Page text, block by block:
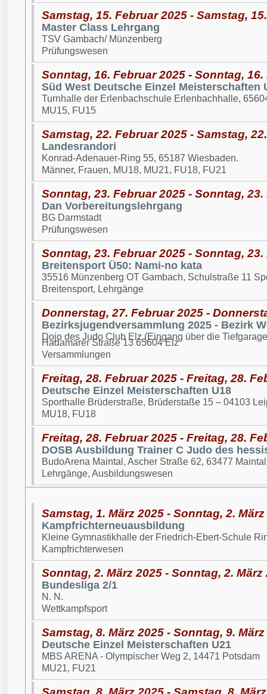
Samstag, 15. Februar 2025 - Samstag,
Master Class Lehrgang
TSV Gambach/ Münzenberg
Prüfungswesen
Sonntag, 16. Februar 2025 - Sonntag,
Süd West Deutsche Einzel Meisterschaften
Turnhalle der Erlenbachschule Erlenbachhalle,
MU15, FU15
Samstag, 22. Februar 2025 - Samstag,
Landesrandori
Konrad-Adenauer-Ring 55, 65187 Wiesbaden.
Männer, Frauen, MU18, MU21, FU18, FU21
Sonntag, 23. Februar 2025 - Sonntag,
Dan Vorbereitungslehrgang
BG Darmstadt
Prüfungswesen
Sonntag, 23. Februar 2025 - Sonntag,
Breitensport Ü50: Nami-no kata
35516 Münzenberg OT Gambach, Schulstraße 11
Breitensport, Lehrgänge
Donnerstag, 27. Februar 2025 -
Bezirksjugendversammlung 2025 - Bezirk
Dojo des Judo Club Elz (Eingang über die
Hadamarer Straße 13 65604 Elz
Versammlungen
Freitag, 28. Februar 2025 - Freitag, 28.
Deutsche Einzel Meisterschaften U18
Sporthalle Brüderstraße, Brüderstaße 15 – 04103
MU18, FU18
Freitag, 28. Februar 2025 - Freitag, 28.
DOSB Ausbildung Trainer C Judo des
BudoArena Maintal, Ascher Straße 62, 63477 Maintal
Lehrgänge, Ausbildungswesen
Samstag, 1. März 2025 - Sonntag, 2. März
Kampfrichterneuausbildung
Kleine Gymnastikhalle der Friedrich-Ebert-Schule
Kampfrichterwesen
Sonntag, 2. März 2025 - Sonntag, 2. März
Bundesliga 2/1
N. N.
Wettkampfsport
Samstag, 8. März 2025 - Sonntag, 9. März
Deutsche Einzel Meisterschaften U21
MBS ARENA - Olympischer Weg 2, 14471 Potsdam
MU21, FU21